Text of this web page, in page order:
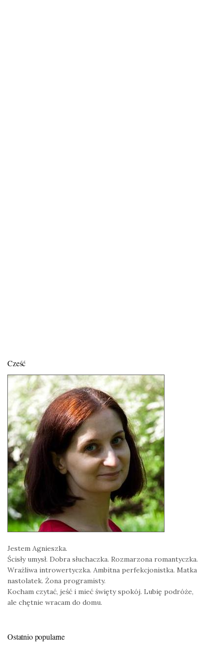
Cześć
Jestem Agnieszka.
Ścisły umysł. Dobra słuchaczka. Rozmarzona romantyczka.
Wrażliwa introwertyczka. Ambitna perfekcjonistka. Matka
nastolatek. Żona programisty.
Kocham czytać, jeść i mieć święty spokój. Lubię podróże,
ale chętnie wracam do domu.
Ostatnio popularne